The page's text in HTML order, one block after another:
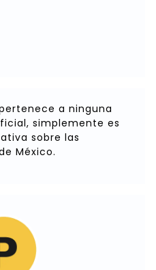
a ninguna
simplemente es
sobre las
México.